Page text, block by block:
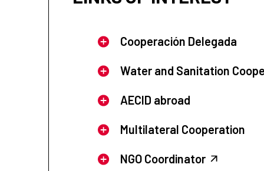
Cooperación Delegada
Water and Sanitation
AECID abroad
Multilateral Cooperation
NGO Coordinator